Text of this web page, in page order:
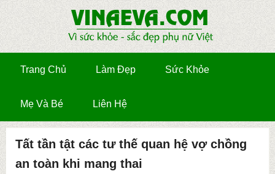
Trang Chủ Làm Đẹp Sức Khỏe
Mẹ Và Bé Liên Hệ
Tất tần tật các tư thế quan hệ vợ chồng
an toàn khi mang thai